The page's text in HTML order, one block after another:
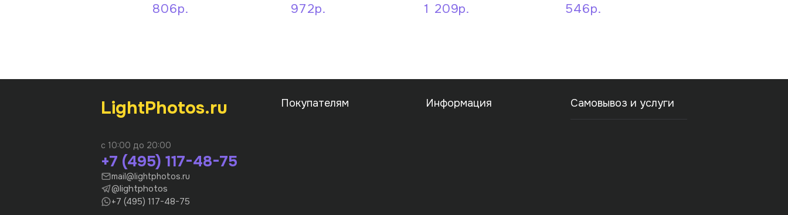
806р. 972р. 1 209р. 546р.
LightPhotos.ru
с 10:00 до 20:00
+7 (495) 117-48-75
mail@lightphotos.ru
@lightphotos
+7 (495) 117-48-75
Покупателям Информация Самовывоз и услуги